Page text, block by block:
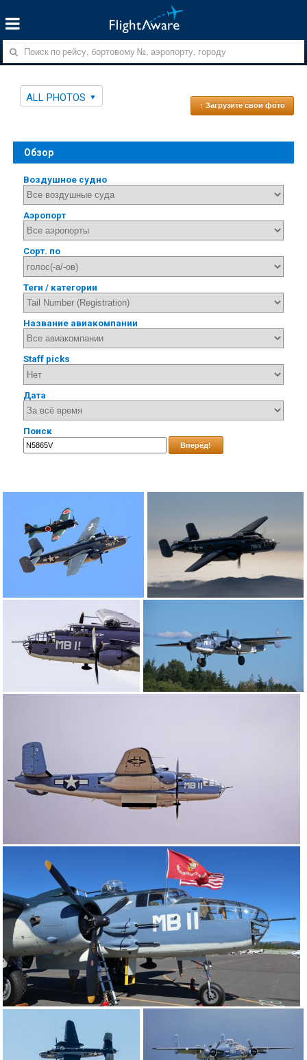
ALL PHOTOS
↑ Загрузите свои фото
Обзор
Воздушное судно
Аэропорт
Сорт. по
Теги / категории
Название авиакомпании
Staff picks
Дата
Поиск
Вперёд!